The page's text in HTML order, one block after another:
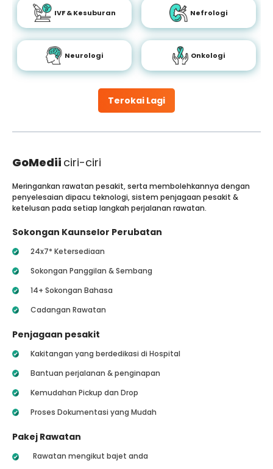
Terokai Lagi
IVF & Kesuburan Nefrologi
Neurologi Onkologi
GoMedii ciri-ciri
Meringankan rawatan pesakit, serta membolehkannya dengan
penyelesaian dipacu teknologi, sistem penjagaan pesakit &
ketelusan pada setiap langkah perjalanan rawatan.
Sokongan Kaunselor Perubatan
24x7* Ketersediaan
Sokongan Panggilan & Sembang
14+ Sokongan Bahasa
Cadangan Rawatan
Penjagaan pesakit
Kakitangan yang berdedikasi di Hospital
Bantuan perjalanan & penginapan
Kemudahan Pickup dan Drop
Proses Dokumentasi yang Mudah
Pakej Rawatan
Rawatan mengikut bajet anda